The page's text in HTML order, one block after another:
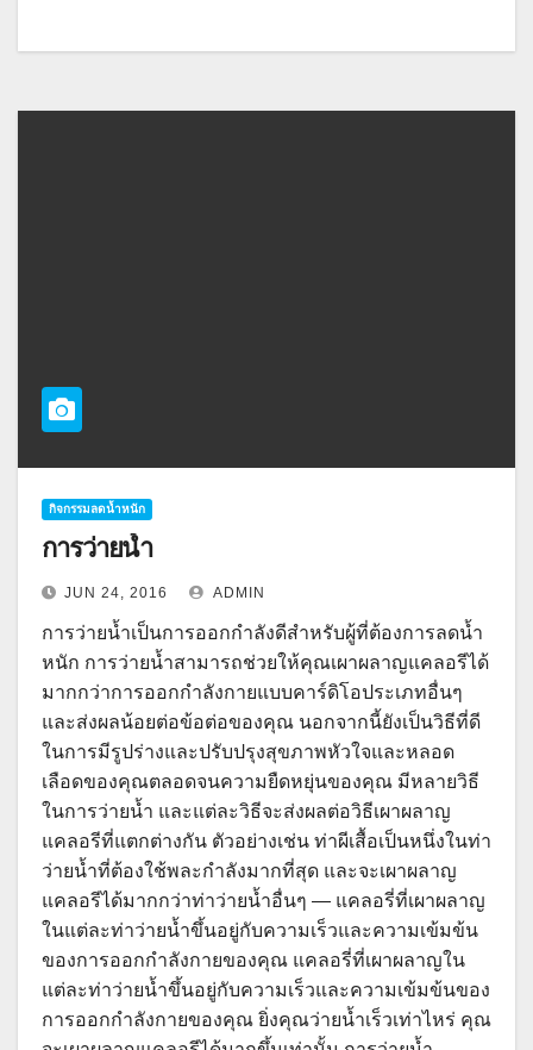
กิจกรรมลดน้ำหนัก
การว่ายน้ำ
JUN 24, 2016 ADMIN
การว่ายน้ำเป็นการออกกำลังดีสำหรับผู้ที่ต้องการลดน้ำ
หนัก การว่ายน้ำสามารถช่วยให้คุณเผาผลาญแคลอรีได้
มากกว่าการออกกำลังกายแบบคาร์ดิโอประเภทอื่นๆ
และส่งผลน้อยต่อข้อต่อของคุณ นอกจากนี้ยังเป็นวิธีที่ดี
ในการมีรูปร่างและปรับปรุงสุขภาพหัวใจและหลอด
เลือดของคุณตลอดจนความยืดหยุ่นของคุณ มีหลายวิธี
ในการว่ายน้ำ และแต่ละวิธีจะส่งผลต่อวิธีเผาผลาญ
แคลอรีที่แตกต่างกัน ตัวอย่างเช่น ท่าผีเสื้อเป็นหนึ่งในท่า
ว่ายน้ำที่ต้องใช้พละกำลังมากที่สุด และจะเผาผลาญ
แคลอรีได้มากกว่าท่าว่ายน้ำอื่นๆ — แคลอรี่ที่เผาผลาญ
ในแต่ละท่าว่ายน้ำขึ้นอยู่กับความเร็วและความเข้มข้น
ของการออกกำลังกายของคุณ แคลอรี่ที่เผาผลาญใน
แต่ละท่าว่ายน้ำขึ้นอยู่กับความเร็วและความเข้มข้นของ
การออกกำลังกายของคุณ ยิ่งคุณว่ายน้ำเร็วเท่าไหร่ คุณ